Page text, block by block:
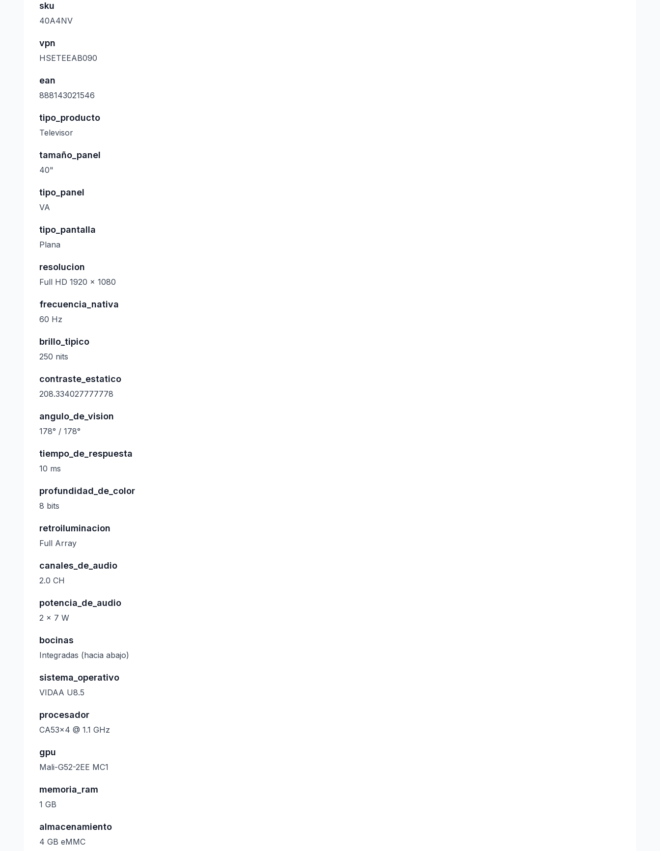
sku
40A4NV
vpn
HSETEEAB090
ean
888143021546
tipo_producto
Televisor
tamaño_panel
40"
tipo_panel
VA
tipo_pantalla
Plana
resolucion
Full HD 1920 x 1080
frecuencia_nativa
60 Hz
brillo_tipico
250 nits
contraste_estatico
208.334027777778
angulo_de_vision
178° / 178°
tiempo_de_respuesta
10 ms
profundidad_de_color
8 bits
retroiluminacion
Full Array
canales_de_audio
2.0 CH
potencia_de_audio
2 x 7 W
bocinas
Integradas (hacia abajo)
sistema_operativo
VIDAA U8.5
procesador
CA53x4 @ 1.1 GHz
gpu
Mali-G52-2EE MC1
memoria_ram
1 GB
almacenamiento
4 GB eMMC